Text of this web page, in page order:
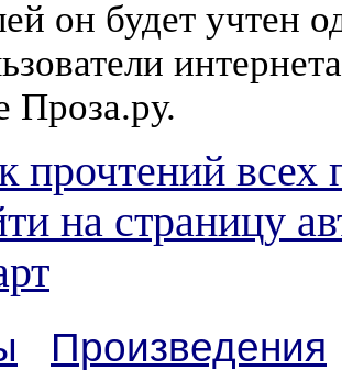
он будет учтен
Проза.ру.
прочтений всех
на страницу
Произведения